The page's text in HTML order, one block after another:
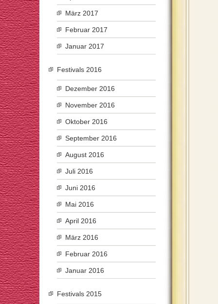
März 2017
Februar 2017
Januar 2017
Festivals 2016
Dezember 2016
November 2016
Oktober 2016
September 2016
August 2016
Juli 2016
Juni 2016
Mai 2016
April 2016
März 2016
Februar 2016
Januar 2016
Festivals 2015